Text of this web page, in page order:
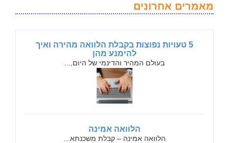
מאמרים אחרונים
5 טעויות נפוצות בקבלת הלוואה מהירה ואיך
להימנע מהן
בעולם המהיר והדינמי של היום,...
הלוואה אמינה
הלוואה אמינה – קבלת משכנתא...